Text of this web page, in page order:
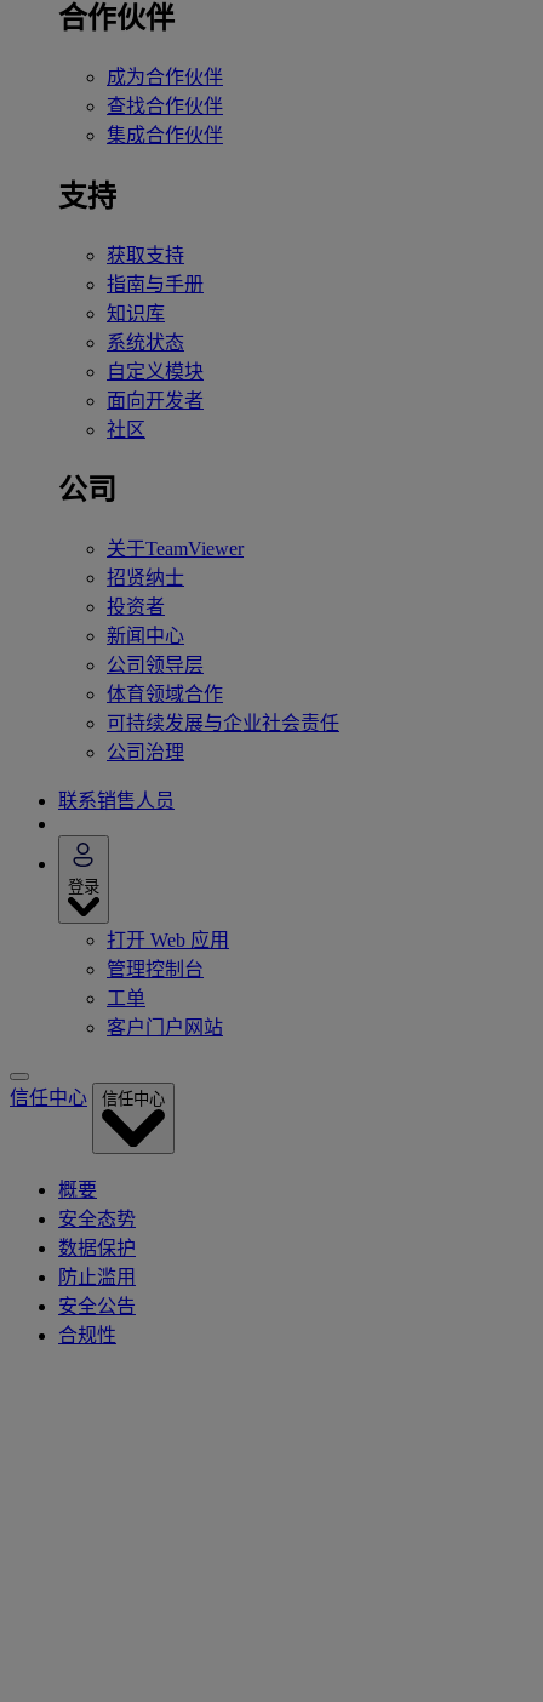
合作伙伴
成为合作伙伴
查找合作伙伴
集成合作伙伴
支持
获取支持
指南与手册
知识库
系统状态
自定义模块
面向开发者
社区
公司
关于TeamViewer
招贤纳士
投资者
新闻中心
公司领导层
体育领域合作
可持续发展与企业社会责任
公司治理
联系销售人员
登录
打开 Web 应用
管理控制台
工单
客户门户网站
信任中心 信任中心
概要
安全态势
数据保护
防止滥用
安全公告
合规性